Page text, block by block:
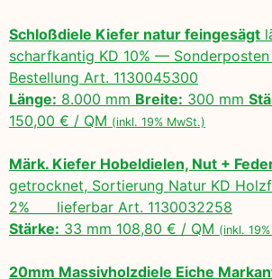
Schloßdiele Kiefer natur feingesägt
scharfkantig KD 10% —
Bestellung Art. 1130045300
Länge: 8.000 mm Breite: 300 mm
150,00 € / QM (inkl. 19% MwSt.)
Märk. Kiefer Hobeldielen, Nut +
getrocknet, Sortierung Natur KD
2% lieferbar Art. 1130032258
Stärke: 33 mm 108,80 € / QM (inkl.
20mm Massivholzdiele Eiche